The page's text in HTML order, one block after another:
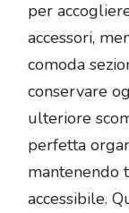
per
accessori,
comoda
conservare
ulteriore
perfetta
mantenendo
accessibile.